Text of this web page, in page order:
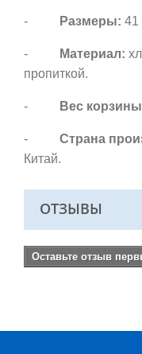
- Размеры: 41
- Материал:
пропиткой.
- Вес
- Страна
Китай.
ОТЗЫВЫ
Оставьте отзыв